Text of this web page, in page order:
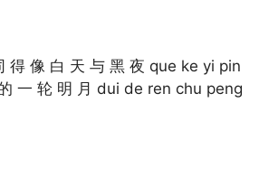
像 白 天 与 黑 夜 que ke yi pin
一 轮 明 月 dui de ren chu peng